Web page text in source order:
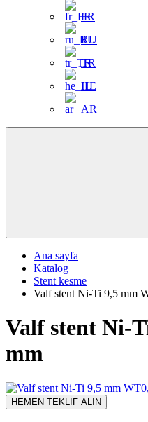
FR
RU
TR
HE
AR
Ana sayfa
Katalog
Stent kesme
Valf stent Ni-Ti 9,5 mm
Valf stent Ni-
mm
HEMEN TEKLİF ALIN